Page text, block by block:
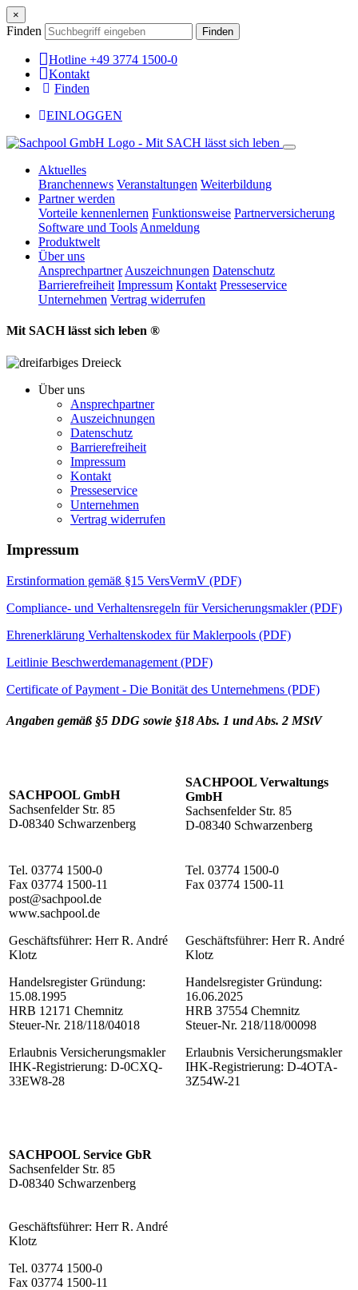
×
Finden Finden
Hotline +49 3774 1500-0
Kontakt
Finden
EINLOGGEN
Aktuelles
Branchennews Veranstaltungen Weiterbildung
Partner werden
Vorteile kennenlernen Funktionsweise Partnerversicherung
Software und Tools Anmeldung
Produktwelt
Über uns
Ansprechpartner Auszeichnungen Datenschutz
Barrierefreiheit Impressum Kontakt Presseservice
Unternehmen Vertrag widerrufen
Mit SACH lässt sich leben ®
Über uns
Ansprechpartner
Auszeichnungen
Datenschutz
Barrierefreiheit
Impressum
Kontakt
Presseservice
Unternehmen
Vertrag widerrufen
Impressum
Erstinformation gemäß §15 VersVermV (PDF)
Compliance- und Verhaltensregeln für Versicherungsmakler (PDF)
Ehrenerklärung Verhaltenskodex für Maklerpools (PDF)
Leitlinie Beschwerdemanagement (PDF)
Certificate of Payment - Die Bonität des Unternehmens (PDF)
Angaben gemäß §5 DDG sowie §18 Abs. 1 und Abs. 2 MStV
SACHPOOL GmbH
Sachsenfelder Str. 85
D-08340 Schwarzenberg
SACHPOOL Verwaltungs
GmbH
Sachsenfelder Str. 85
D-08340 Schwarzenberg
Tel. 03774 1500-0
Fax 03774 1500-11
post@sachpool.de
www.sachpool.de
Geschäftsführer: Herr R. André
Klotz
Handelsregister Gründung:
15.08.1995
HRB 12171 Chemnitz
Steuer-Nr. 218/118/04018
Erlaubnis Versicherungsmakler
IHK-Registrierung: D-0CXQ-
33EW8-28
Tel. 03774 1500-0
Fax 03774 1500-11
Geschäftsführer: Herr R. André
Klotz
Handelsregister Gründung:
16.06.2025
HRB 37554 Chemnitz
Steuer-Nr. 218/118/00098
Erlaubnis Versicherungsmakler
IHK-Registrierung: D-4OTA-
3Z54W-21
SACHPOOL Service GbR
Sachsenfelder Str. 85
D-08340 Schwarzenberg
Geschäftsführer: Herr R. André
Klotz
Tel. 03774 1500-0
Fax 03774 1500-11